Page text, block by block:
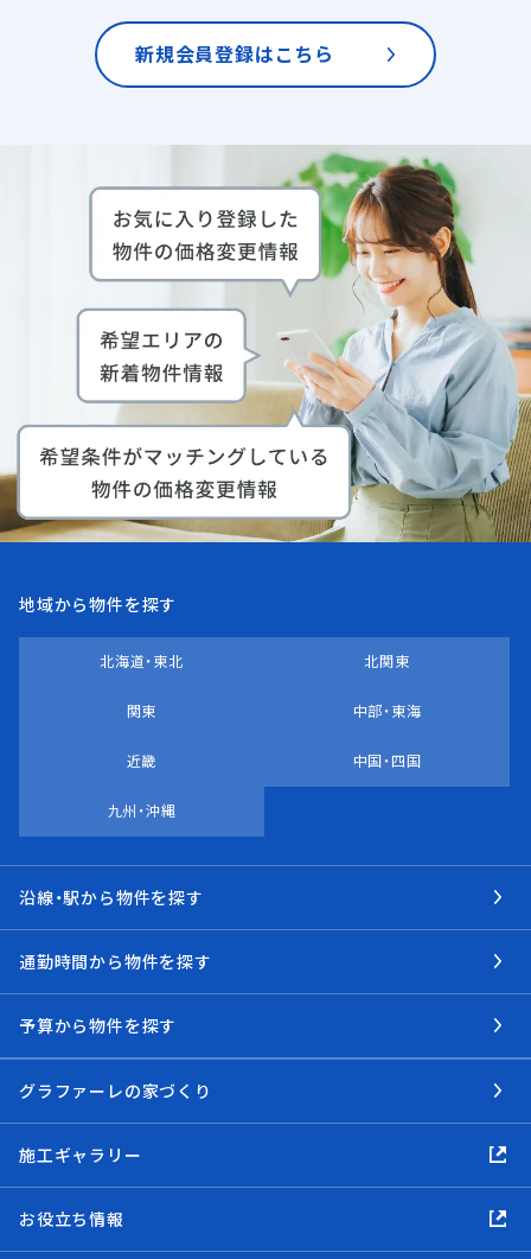
新規会員登録はこちら
地域から物件を探す
北海道・東北 北関東
関東 中部・東海
近畿 中国・四国
九州・沖縄
沿線・駅から物件を探す
通勤時間から物件を探す
予算から物件を探す
グラファーレの家づくり
施工ギャラリー
お役立ち情報